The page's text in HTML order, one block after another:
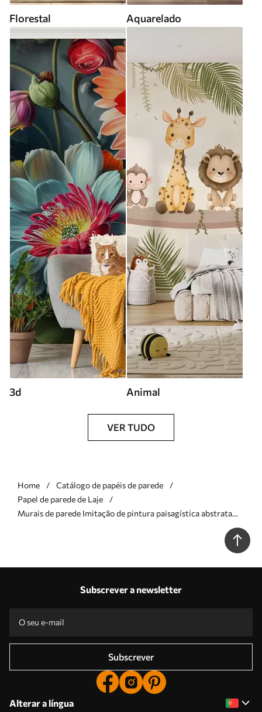
Florestal Aquarelado
3d Animal
VER TUDO
Home
Catálogo de papéis de parede
Papel de parede de Laje
Murais de parede Imitação de pintura paisagística abstrata
Subscrever a newsletter
Subscrever
Alterar a língua